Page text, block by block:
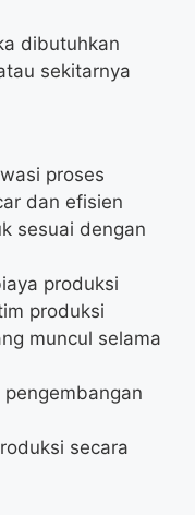
dibutuhkan
sekitarnya
proses
dan efisien
sesuai dengan
produksi
produksi
muncul selama
secara